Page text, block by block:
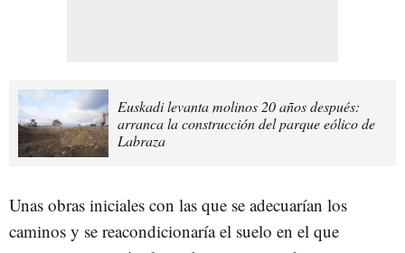
Euskadi levanta molinos 20 años después:
arranca la construcción del parque eólico de
Labraza
Unas obras iniciales con las que se adecuarían los
caminos y se reacondicionaría el suelo en el que